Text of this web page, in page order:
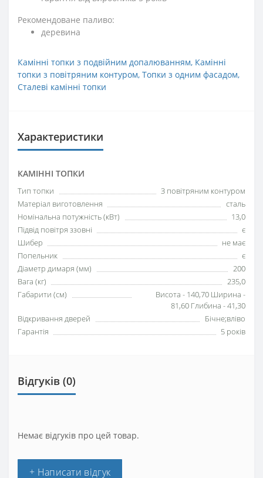
Рекомендоване паливо:
деревина
Камінні топки з подвійним допалюванням, Камінні
топки з повітряним контуром, Топки з одним фасадом,
Сталеві камінні топки
Характеристики
КАМІННІ ТОПКИ
Тип топки
З повітряним контуром
Матеріал виготовлення
сталь
Номінальна потужність (кВт)
13,0
Підвід повітря ззовні
є
Шибер
не має
Попельник
є
Діаметр димаря (мм)
200
Вага (кг)
235,0
Габарити (см)
Висота - 140,70 Ширина -
81,60 Глибина - 41,30
Відкривання дверей
Бічне;вліво
Гарантія
5 років
Відгуків (0)
Немає відгуків про цей товар.
+ Написати відгук